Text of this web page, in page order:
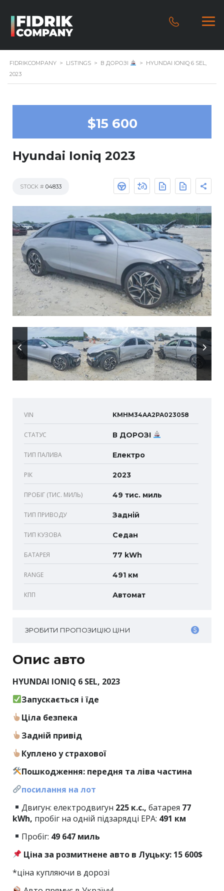
FIDRIKCOMPANY > LISTINGS > В ДОРОЗІ > HYUNDAI IONIQ 6 SEL,
2023
$15 600
Hyundai Ioniq 2023
STOCK # 04833
VIN KMHM34AA2PA023058
СТАТУС В ДОРОЗІ
ТИП ПАЛИВА Електро
РІК 2023
ПРОБІГ (ТИС. МИЛЬ) 49 тис. миль
ТИП ПРИВОДУ Задній
ТИП КУЗОВА Седан
БАТАРЕЯ 77 kWh
RANGE 491 км
КПП Автомат
ЗРОБИТИ ПРОПОЗИЦІЮ ЦІНИ
Опис авто
HYUNDAI IONIQ 6 SEL, 2023
Запускається і їде
Ціла безпека
Задній привід
Куплено у страхової
Пошкодження: передня та ліва частина
посилання на лот
Двигун: електродвигун 225 к.с.,батарея 77
kWh, пробіг на одній підзарядці EPA: 491 км
Пробіг: 49 647 миль
Ціна за розмитнене авто в Луцьку: 15 600$
*ціна купляючи в дорозі